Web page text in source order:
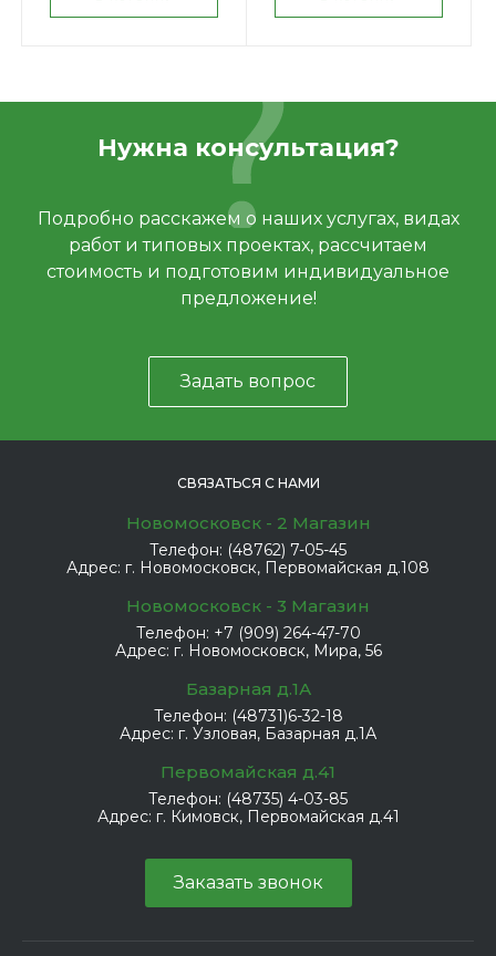
Нужна консультация?
Подробно расскажем о наших услугах, видах
работ и типовых проектах, рассчитаем
стоимость и подготовим индивидуальное
предложение!
Задать вопрос
СВЯЗАТЬСЯ С НАМИ
Новомосковск - 2 Магазин
Телефон: (48762) 7-05-45
Адрес: г. Новомосковск, Первомайская д.108
Новомосковск - 3 Магазин
Телефон: +7 (909) 264-47-70
Адрес: г. Новомосковск, Мира, 56
Базарная д.1А
Телефон: (48731)6-32-18
Адрес: г. Узловая, Базарная д.1А
Первомайская д.41
Телефон: (48735) 4-03-85
Адрес: г. Кимовск, Первомайская д.41
Заказать звонок